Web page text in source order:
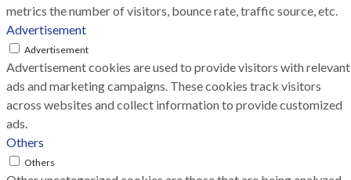
metrics the number of visitors, bounce rate, traffic source, etc.
Advertisement
Advertisement
Advertisement cookies are used to provide visitors with relevant
ads and marketing campaigns. These cookies track visitors
across websites and collect information to provide customized
ads.
Others
Others